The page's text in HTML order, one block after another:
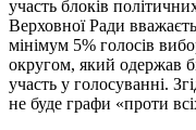
участь блоків
Верховної Ради
мінімум 5% голосів
округом, який одержав
участь у голосуванні.
не буде графи «проти